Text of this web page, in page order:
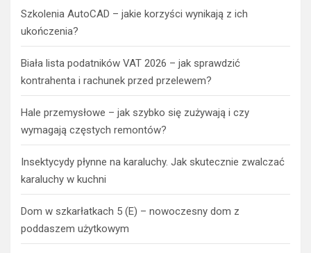
Szkolenia AutoCAD – jakie korzyści wynikają z ich
ukończenia?
Biała lista podatników VAT 2026 – jak sprawdzić
kontrahenta i rachunek przed przelewem?
Hale przemysłowe – jak szybko się zużywają i czy
wymagają częstych remontów?
Insektycydy płynne na karaluchy. Jak skutecznie zwalczać
karaluchy w kuchni
Dom w szkarłatkach 5 (E) – nowoczesny dom z
poddaszem użytkowym